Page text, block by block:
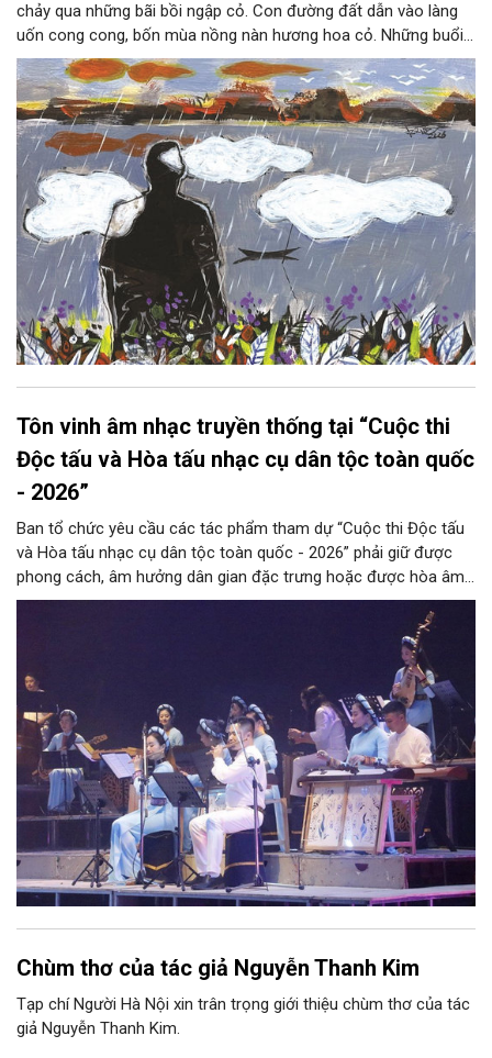
chảy qua những bãi bồi ngập cỏ. Con đường đất dẫn vào làng
uốn cong cong, bốn mùa nồng nàn hương hoa cỏ. Những buổi
hoàng hôn, khi nắng đã dịu xuống phía cuối sông, đám hoa tím
lại thẫm màu như có ai vừa rắc lên một lớp khói.
Tôn vinh âm nhạc truyền thống tại “Cuộc thi
Độc tấu và Hòa tấu nhạc cụ dân tộc toàn quốc
- 2026”
Ban tổ chức yêu cầu các tác phẩm tham dự “Cuộc thi Độc tấu
và Hòa tấu nhạc cụ dân tộc toàn quốc - 2026” phải giữ được
phong cách, âm hưởng dân gian đặc trưng hoặc được hòa âm,
phối khí mới trên nền tảng làn điệu âm nhạc truyền thống Việt
Nam, đồng thời phải được trình diễn trực tiếp bằng nhạc cụ dân
Chùm thơ của tác giả Nguyễn Thanh Kim
Tạp chí Người Hà Nội xin trân trọng giới thiệu chùm thơ của tác
giả Nguyễn Thanh Kim.